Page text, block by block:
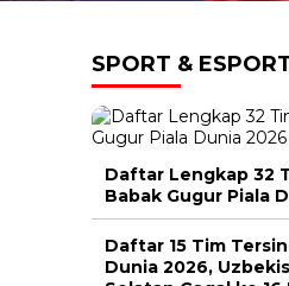
SPORT &
Daftar Lengkap 32
Babak Gugur Piala
Daftar 15 Tim
Dunia 2026,